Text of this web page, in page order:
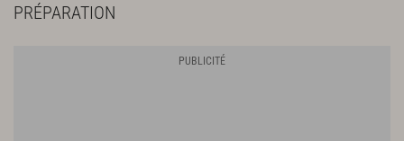
PRÉPARATION